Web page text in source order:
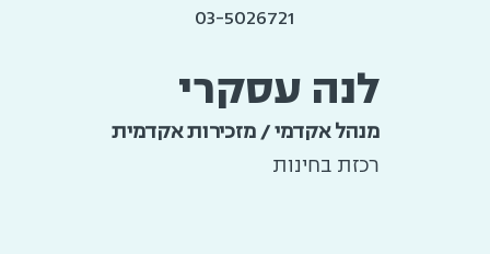
03-5026721
לנה עסקרי
מנהל אקדמי / מזכירות אקדמית
רכזת בחינות